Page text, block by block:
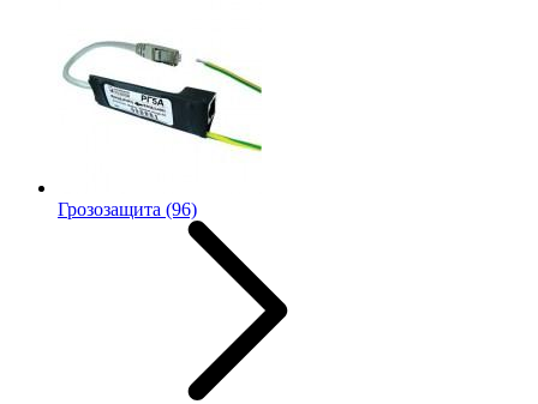
Грозозащита (96)